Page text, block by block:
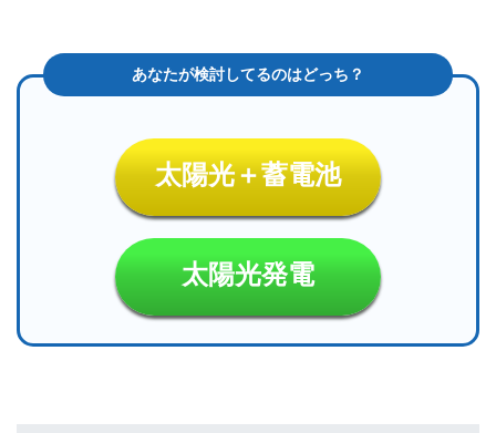
太陽光＋蓄電池
太陽光発電